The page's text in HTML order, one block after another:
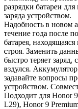
разрядки батареи
заряда устройством.
Надобность в новом
течение года после
батарея,
строя. Заменить
быстро теряет заряд,
вздулся.
задавайте вопросы
устройством.
Подходит для Honor
L29), Honor 9